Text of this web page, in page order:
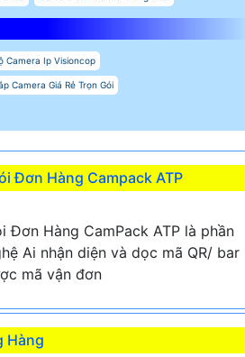
Camera Ip Visioncop
Camera Giá Rẻ Trọn Gói
Đơn Hàng Campack ATP
Đơn Hàng CamPack ATP là phần
Ai nhận diện và dọc mã QR/ bar
mã vận đơn
Hàng